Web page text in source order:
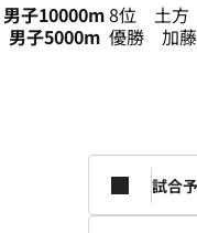
男子10000m8位 土方
男子5000m 優勝 加
試合